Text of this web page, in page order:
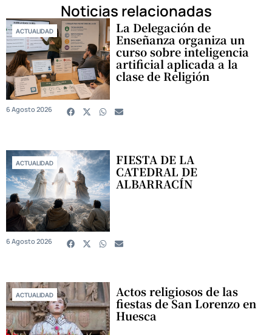
Noticias relacionadas
ACTUALIDAD La Delegación de
Enseñanza organiza un
curso sobre inteligencia
artificial aplicada a la
clase de Religión
6 Agosto 2026
ACTUALIDAD FIESTA DE LA
CATEDRAL DE
ALBARRACÍN
6 Agosto 2026
ACTUALIDAD Actos religiosos de las
fiestas de San Lorenzo en
Huesca